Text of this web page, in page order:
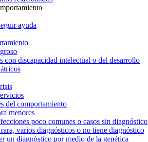
ayuda
con discapacidad intelectual o del desarrollo
del comportamiento
menores
poco comunes o casos sin diagnóstico
varios diagnósticos o no tiene diagnóstico
un diagnóstico por medio de la genética